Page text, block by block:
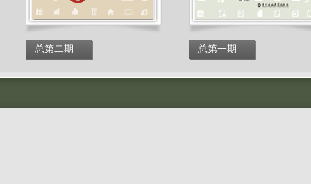
总第二期 总第一期